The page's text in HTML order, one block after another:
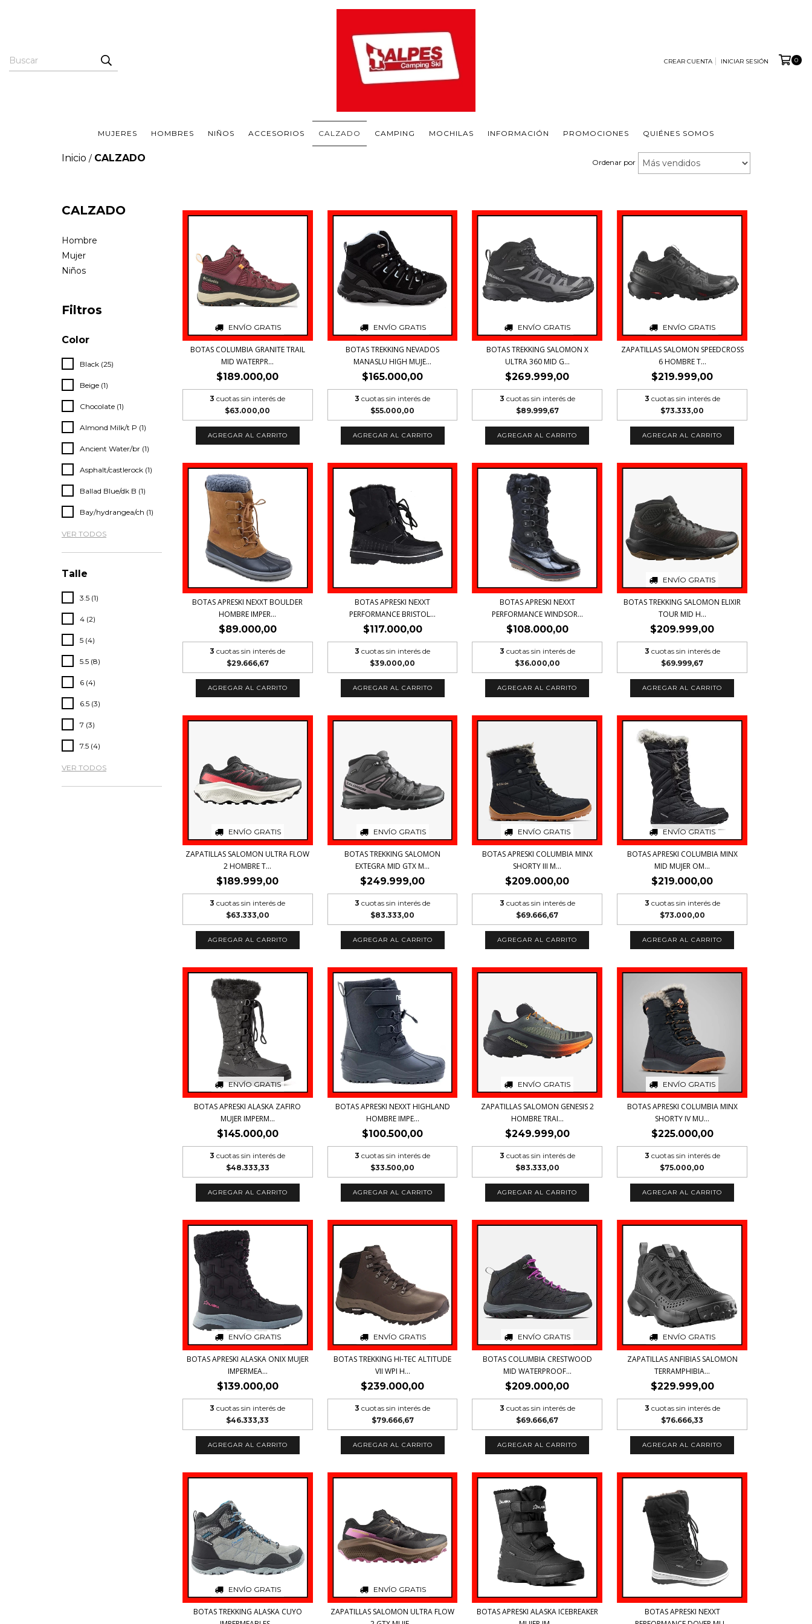
CREAR CUENTA INICIAR SESIÓN 0
MUJERES HOMBRES NIÑOS ACCESORIOS CALZADO CAMPING MOCHILAS INFORMACIÓN PROMOCIONES QUIÉNES SOMOS
Inicio / CALZADO Ordenar por
CALZADO
Hombre
Mujer
Niños
Filtros
Color
Black (25)
Beige (1)
Chocolate (1)
Almond Milk/t P (1)
Ancient Water/br (1)
Asphalt/castlerock (1)
Ballad Blue/dk B (1)
Bay/hydrangea/ch (1)
VER TODOS
Talle
3.5 (1)
4 (2)
5 (4)
5.5 (8)
6 (4)
6.5 (3)
7 (3)
7.5 (4)
VER TODOS
ENVÍO GRATIS
BOTAS COLUMBIA GRANITE TRAIL
MID WATERPR...
$189.000,00
3 cuotas sin interés de
$63.000,00
AGREGAR AL CARRITO
ENVÍO GRATIS
BOTAS TREKKING NEVADOS
MANASLU HIGH MUJE...
$165.000,00
3 cuotas sin interés de
$55.000,00
AGREGAR AL CARRITO
ENVÍO GRATIS
BOTAS TREKKING SALOMON X
ULTRA 360 MID G...
$269.999,00
3 cuotas sin interés de
$89.999,67
AGREGAR AL CARRITO
ENVÍO GRATIS
ZAPATILLAS SALOMON SPEEDCROSS
6 HOMBRE T...
$219.999,00
3 cuotas sin interés de
$73.333,00
AGREGAR AL CARRITO
BOTAS APRESKI NEXXT BOULDER
HOMBRE IMPER...
$89.000,00
3 cuotas sin interés de
$29.666,67
AGREGAR AL CARRITO
BOTAS APRESKI NEXXT
PERFORMANCE BRISTOL...
$117.000,00
3 cuotas sin interés de
$39.000,00
AGREGAR AL CARRITO
BOTAS APRESKI NEXXT
PERFORMANCE WINDSOR...
$108.000,00
3 cuotas sin interés de
$36.000,00
AGREGAR AL CARRITO
ENVÍO GRATIS
BOTAS TREKKING SALOMON ELIXIR
TOUR MID H...
$209.999,00
3 cuotas sin interés de
$69.999,67
AGREGAR AL CARRITO
ENVÍO GRATIS
ZAPATILLAS SALOMON ULTRA FLOW
2 HOMBRE T...
$189.999,00
3 cuotas sin interés de
$63.333,00
AGREGAR AL CARRITO
ENVÍO GRATIS
BOTAS TREKKING SALOMON
EXTEGRA MID GTX M...
$249.999,00
3 cuotas sin interés de
$83.333,00
AGREGAR AL CARRITO
ENVÍO GRATIS
BOTAS APRESKI COLUMBIA MINX
SHORTY III M...
$209.000,00
3 cuotas sin interés de
$69.666,67
AGREGAR AL CARRITO
ENVÍO GRATIS
BOTAS APRESKI COLUMBIA MINX
MID MUJER OM...
$219.000,00
3 cuotas sin interés de
$73.000,00
AGREGAR AL CARRITO
ENVÍO GRATIS
BOTAS APRESKI ALASKA ZAFIRO
MUJER IMPERM...
$145.000,00
3 cuotas sin interés de
$48.333,33
AGREGAR AL CARRITO
BOTAS APRESKI NEXXT HIGHLAND
HOMBRE IMPE...
$100.500,00
3 cuotas sin interés de
$33.500,00
AGREGAR AL CARRITO
ENVÍO GRATIS
ZAPATILLAS SALOMON GENESIS 2
HOMBRE TRAI...
$249.999,00
3 cuotas sin interés de
$83.333,00
AGREGAR AL CARRITO
ENVÍO GRATIS
BOTAS APRESKI COLUMBIA MINX
SHORTY IV MU...
$225.000,00
3 cuotas sin interés de
$75.000,00
AGREGAR AL CARRITO
ENVÍO GRATIS
BOTAS APRESKI ALASKA ONIX MUJER
IMPERMEA...
$139.000,00
3 cuotas sin interés de
$46.333,33
AGREGAR AL CARRITO
ENVÍO GRATIS
BOTAS TREKKING HI-TEC ALTITUDE
VII WPI H...
$239.000,00
3 cuotas sin interés de
$79.666,67
AGREGAR AL CARRITO
ENVÍO GRATIS
BOTAS COLUMBIA CRESTWOOD
MID WATERPROOF...
$209.000,00
3 cuotas sin interés de
$69.666,67
AGREGAR AL CARRITO
ENVÍO GRATIS
ZAPATILLAS ANFIBIAS SALOMON
TERRAMPHIBIA...
$229.999,00
3 cuotas sin interés de
$76.666,33
AGREGAR AL CARRITO
ENVÍO GRATIS
BOTAS TREKKING ALASKA CUYO
ENVÍO GRATIS
ZAPATILLAS SALOMON ULTRA FLOW
BOTAS APRESKI ALASKA ICEBREAKER
BOTAS APRESKI NEXXT